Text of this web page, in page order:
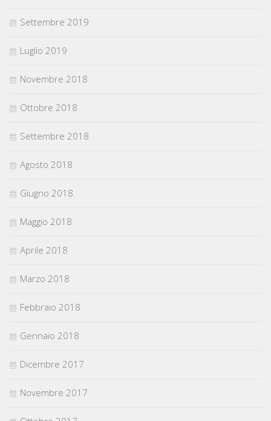
Settembre 2019
Luglio 2019
Novembre 2018
Ottobre 2018
Settembre 2018
Agosto 2018
Giugno 2018
Maggio 2018
Aprile 2018
Marzo 2018
Febbraio 2018
Gennaio 2018
Dicembre 2017
Novembre 2017